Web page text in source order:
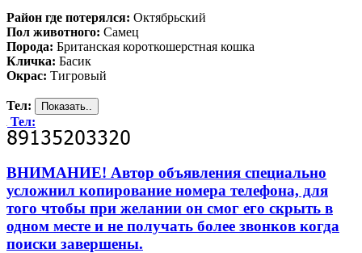
Район где потерялся: Октябрьский
Пол животного: Самец
Порода: Британская короткошерстная кошка
Кличка: Басик
Окрас: Тигровый
Тел:
Тел:
ВНИМАНИЕ! Автор объявления специально
усложнил копирование номера телефона, для
того чтобы при желании он смог его скрыть в
одном месте и не получать более звонков когда
поиски завершены.